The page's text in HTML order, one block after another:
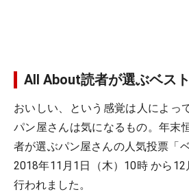
All About読者が選ぶベス
おいしい、という感覚は人によっ
パン屋さんは気になるもの。年末
者が選ぶパン屋さんの人気投票「
2018年11月1日（木）10時 から
行われました。